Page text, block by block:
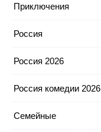
Приключения
Россия
Россия 2026
Россия комедии 2026
Семейные